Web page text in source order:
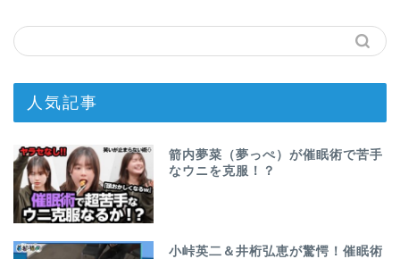
人気記事
箭内夢菜（夢っぺ）が催眠術で苦手
なウニを克服！？
小峠英二＆井桁弘恵が驚愕！催眠術